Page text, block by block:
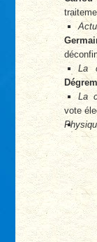
La
La
vote